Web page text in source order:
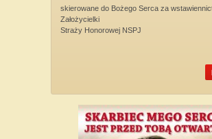
skierowane do Bożego Serca za
Założycielki
Straży Honorowej NSPJ